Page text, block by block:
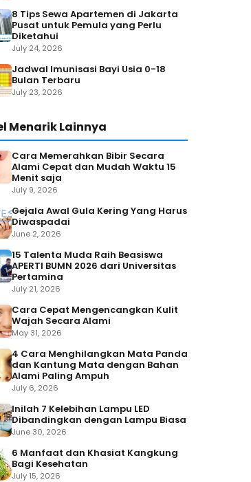
8 Tips Sewa Apartemen di Jakarta
Pusat untuk Pemula yang Perlu
Diketahui
July 24, 2026
Jadwal Imunisasi Bayi Usia 0-18
Bulan Terbaru
July 23, 2026
Menarik Lainnya
Cara Memerahkan Bibir Secara
Alami Cepat dan Mudah Waktu 15
Menit saja
July 9, 2026
Gejala Awal Gula Kering Yang Harus
Diwaspadai
June 2, 2026
15 Talenta Muda Raih Beasiswa
APERTI BUMN 2026 dari Universitas
Pertamina
July 21, 2026
Cara Cepat Mengencangkan Kulit
Wajah Secara Alami
May 31, 2026
4 Cara Menghilangkan Mata Panda
dan Kantung Mata dengan Bahan
Alami Paling Ampuh
July 6, 2026
Inilah 7 Kelebihan Lampu LED
Dibandingkan dengan Lampu Biasa
June 30, 2026
6 Manfaat dan Khasiat Kangkung
Bagi Kesehatan
July 15, 2026